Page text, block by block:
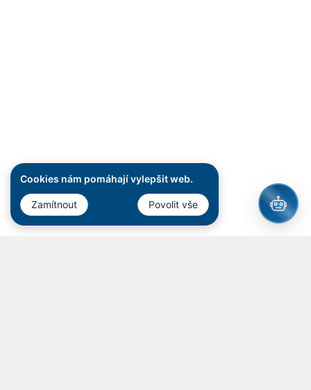
Cookies nám pomáhají vylepšit web.
Zamítnout Povolit vše